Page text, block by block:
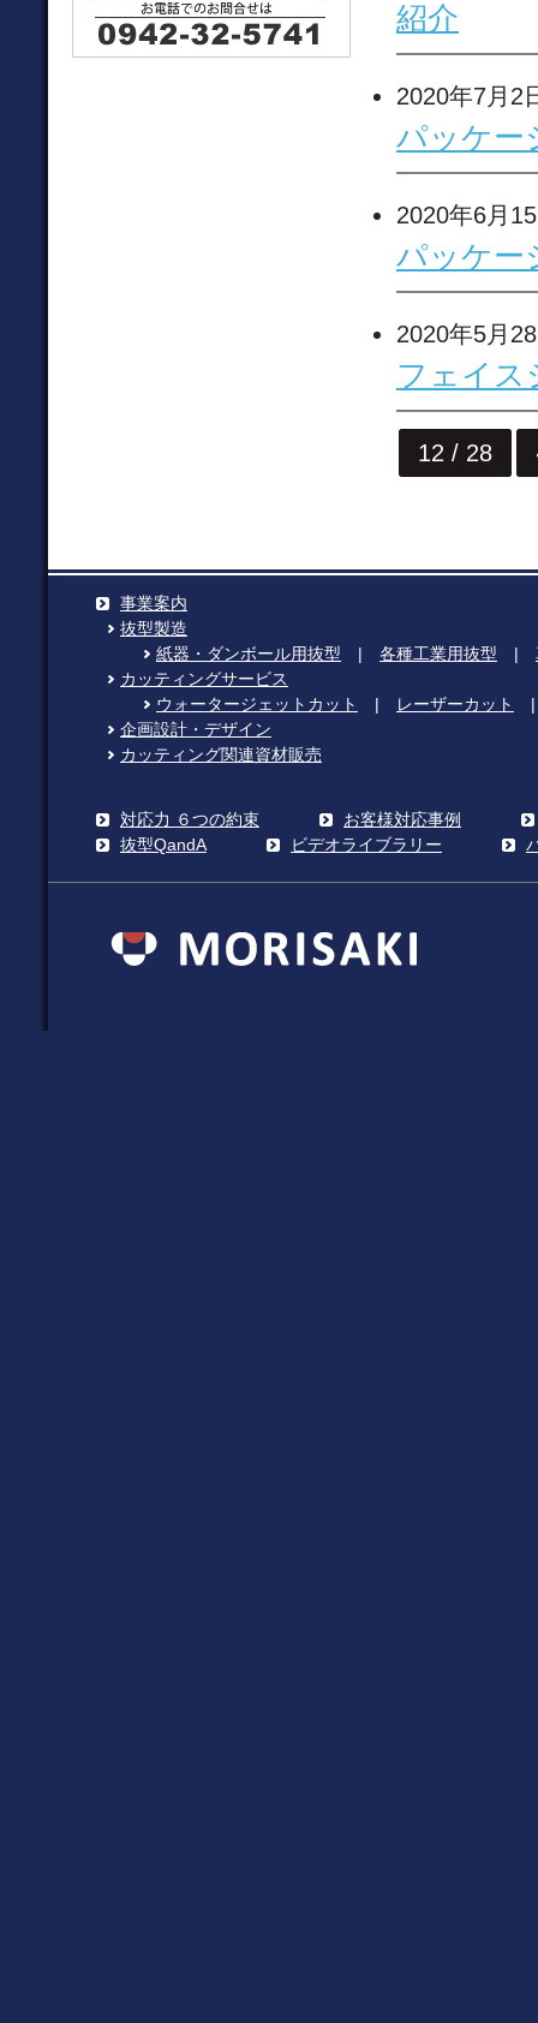
紹介
2020年7月2
パッケー
2020年6月
パッケー
2020年5月
フェイス
12 / 28
事業案内
抜型製造
紙器・ダンボール用抜型 | 各種工業用抜型 |
カッティングサービス
ウォータージェットカット
| レーザーカット
企画設計・デザイン
カッティング関連資材販売
対応力 ６つの約束
お客様対応事例
抜型QandA
ビデオライブラリー